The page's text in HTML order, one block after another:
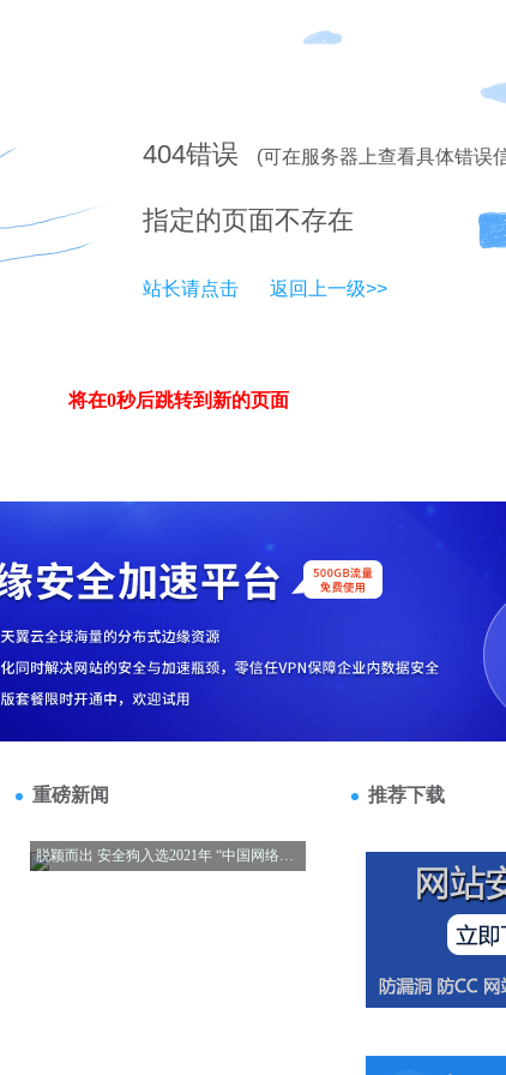
404错误 (可在服务器上查看具体错误
指定的页面不存在
站长请点击 返回上一级>>